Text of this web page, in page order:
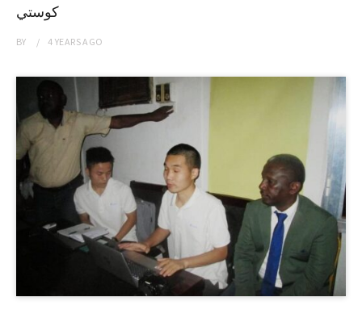
كوستي
BY 4 YEARSAGO